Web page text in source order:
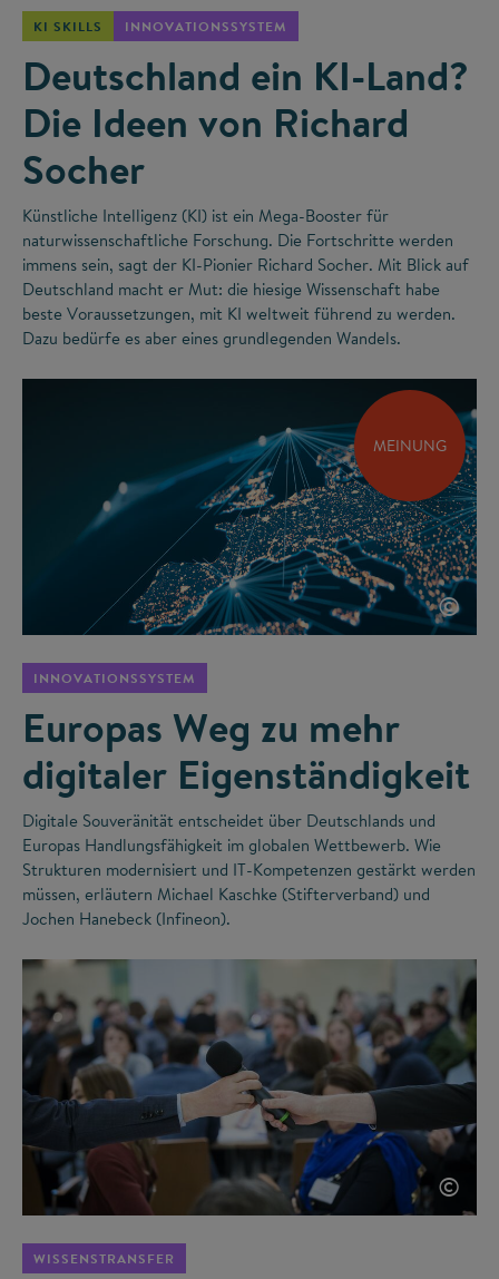
KI SKILLS INNOVATIONSSYSTEM
Deutschland ein KI-Land?
Die Ideen von Richard
Socher
Künstliche Intelligenz (KI) ist ein Mega-Booster für
naturwissenschaftliche Forschung. Die Fortschritte werden
immens sein, sagt der KI-Pionier Richard Socher. Mit Blick auf
Deutschland macht er Mut: die hiesige Wissenschaft habe
beste Voraussetzungen, mit KI weltweit führend zu werden.
Dazu bedürfe es aber eines grundlegenden Wandels.
MEINUNG
©
INNOVATIONSSYSTEM
Europas Weg zu mehr
digitaler Eigenständigkeit
Digitale Souveränität entscheidet über Deutschlands und
Europas Handlungsfähigkeit im globalen Wettbewerb. Wie
Strukturen modernisiert und IT-Kompetenzen gestärkt werden
müssen, erläutern Michael Kaschke (Stifterverband) und
Jochen Hanebeck (Infineon).
©
WISSENSTRANSFER